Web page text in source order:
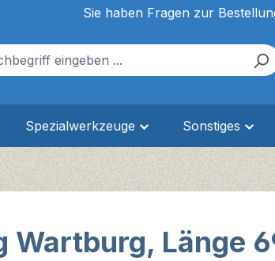
Sie haben Fragen zur
Spezialwerkzeuge Sonstiges
Länge